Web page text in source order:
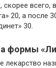
скорее всего,
20, а после
30.
формы
лекарство